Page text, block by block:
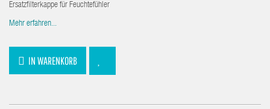
Ersatzfilterkappe für Feuchtefühler
Mehr erfahren...
IN WARENKORB